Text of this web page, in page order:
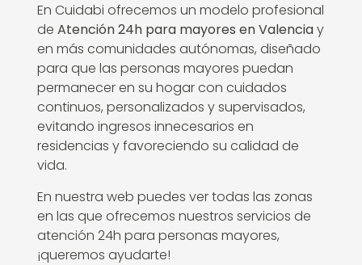
En Cuidabi ofrecemos un modelo profesional
de Atención 24h para mayores en Valenciay
en más comunidades autónomas, diseñado
para que las personas mayores puedan
permanecer en su hogar con cuidados
continuos, personalizados y supervisados,
evitando ingresos innecesarios en
residencias y favoreciendo su calidad de
vida.
En nuestra web puedes ver todas las zonas
en las que ofrecemos nuestros servicios de
atención 24h para personas mayores,
¡queremos ayudarte!